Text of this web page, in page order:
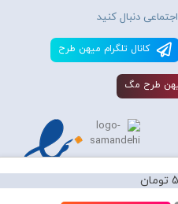
دنبال کنید
کانال تلگرام ميهن طرح
طرح مگ